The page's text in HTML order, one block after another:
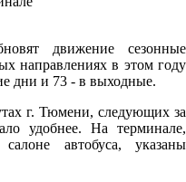
движение сезонные
направлениях в этом году
дни и 73 - в выходные.
г. Тюмени, следующих за
удобнее. На терминале,
автобуса, указаны